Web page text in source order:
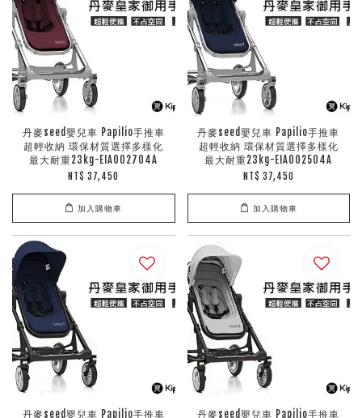
丹麥seed嬰兒車 Papilio手推車
超輕收納 環保材質選擇多樣化
最大耐重23kg-EIA002704A
NT$ 37,450
加入購物車
丹麥seed嬰兒車 Papilio手推車
超輕收納 環保材質選擇多樣化
最大耐重23kg-EIA002504A
NT$ 37,450
加入購物車
丹麥seed嬰兒車 Papilio手推車
丹麥seed嬰兒車 Papilio手推車